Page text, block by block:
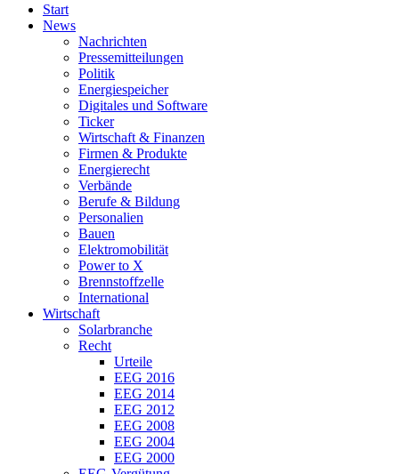
Start
News
Nachrichten
Pressemitteilungen
Politik
Energiespeicher
Digitales und Software
Ticker
Wirtschaft & Finanzen
Firmen & Produkte
Energierecht
Verbände
Berufe & Bildung
Personalien
Bauen
Elektromobilität
Power to X
Brennstoffzelle
International
Wirtschaft
Solarbranche
Recht
Urteile
EEG 2016
EEG 2014
EEG 2012
EEG 2008
EEG 2004
EEG 2000